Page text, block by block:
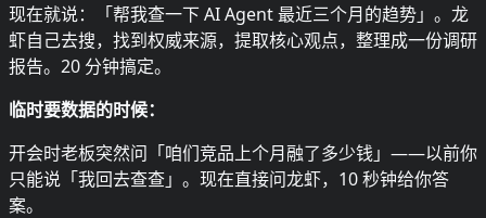
现在就说：「帮我查一下 AI Agent 最近三个月的趋势」。龙
虾自己去搜，找到权威来源，提取核心观点，整理成一份调研
报告。20 分钟搞定。
临时要数据的时候：
开会时老板突然问「咱们竞品上个月融了多少钱」——以前你
只能说「我回去查查」。现在直接问龙虾，10 秒钟给你答
案。